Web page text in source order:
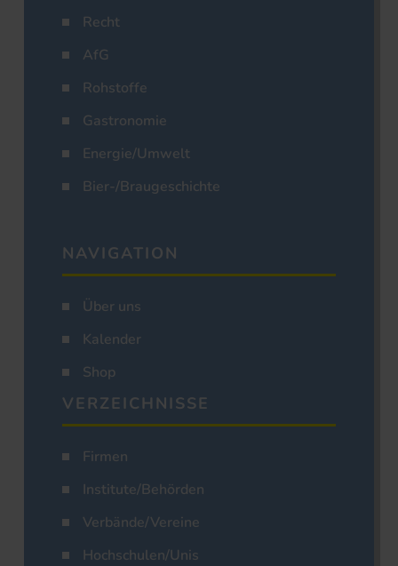
Recht
AfG
Rohstoffe
Gastronomie
Energie/Umwelt
Bier-/Braugeschichte
NAVIGATION
Über uns
Kalender
Shop
VERZEICHNISSE
Firmen
Institute/Behörden
Verbände/Vereine
Hochschulen/Unis